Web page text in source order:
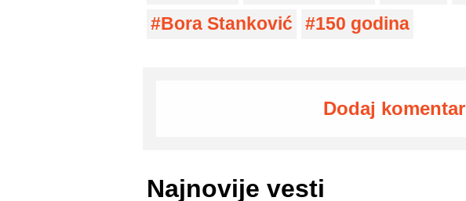
Bora Stanković
150 godina
Dodaj komentar
Najnovije vesti